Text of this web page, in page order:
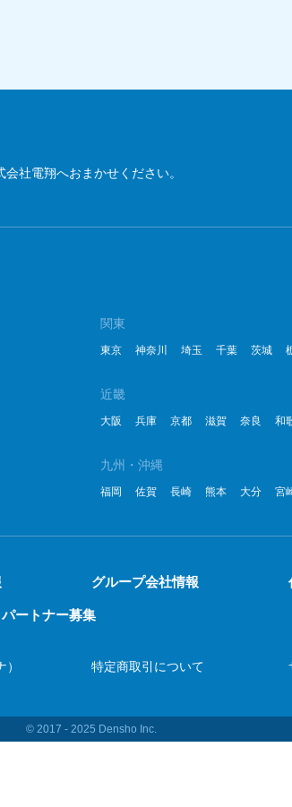
社電翔へおまかせください。
関東
東京 神奈川 埼玉 千葉 茨城
近畿
大阪 兵庫 京都 滋賀 奈良 和
九州・沖縄
福岡 佐賀 長崎 熊本 大分 宮
グループ会社情報
ートナー募集
特定商取引について
© 2017 ‐ 2025 Densho Inc.